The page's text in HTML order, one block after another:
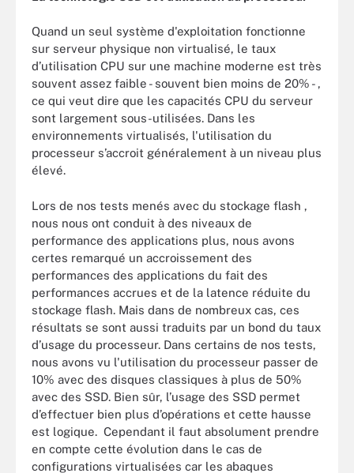
Quand un seul système d'exploitation fonctionne
sur serveur physique non virtualisé, le taux
d’utilisation CPU sur une machine moderne est très
souvent assez faible - souvent bien moins de 20% - ,
ce qui veut dire que les capacités CPU du serveur
sont largement sous-utilisées. Dans les
environnements virtualisés, l'utilisation du
processeur s’accroit généralement à un niveau plus
élevé.
Lors de nos tests menés avec du stockage flash ,
nous nous ont conduit à des niveaux de
performance des applications plus, nous avons
certes remarqué un accroissement des
performances des applications du fait des
performances accrues et de la latence réduite du
stockage flash. Mais dans de nombreux cas, ces
résultats se sont aussi traduits par un bond du taux
d’usage du processeur. Dans certains de nos tests,
nous avons vu l'utilisation du processeur passer de
10% avec des disques classiques à plus de 50%
avec des SSD. Bien sûr, l’usage des SSD permet
d’effectuer bien plus d’opérations et cette hausse
est logique. Cependant il faut absolument prendre
en compte cette évolution dans le cas de
configurations virtualisées car les abaques